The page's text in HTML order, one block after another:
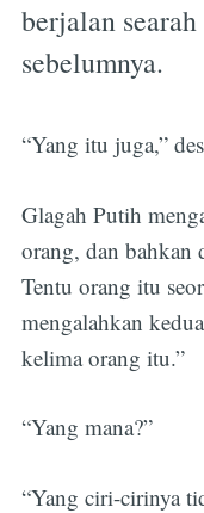
berjalan
sebelumnya.
“Yang itu juga,”
Glagah Putih
orang, dan bahkan
Tentu orang itu
mengalahkan
kelima orang itu.”
“Yang mana?”
“Yang ciri-cirinya